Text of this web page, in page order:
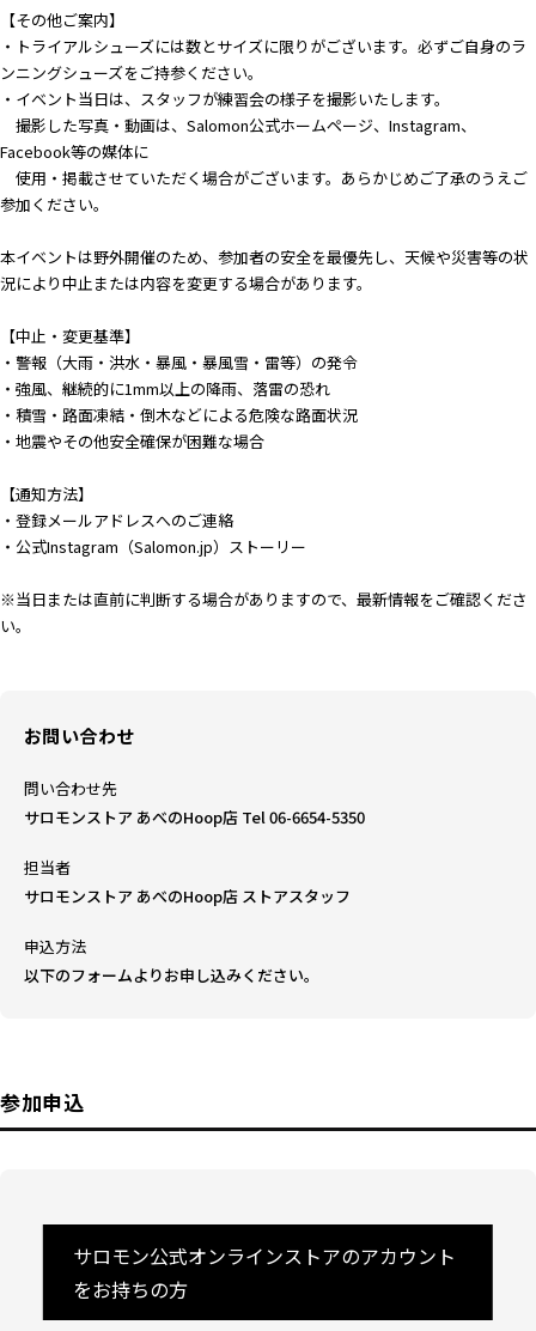
【その他ご案内】
・トライアルシューズには数とサイズに限りがございます。必ずご自身のラ
ンニングシューズをご持参ください。
・イベント当日は、スタッフが練習会の様子を撮影いたします。
撮影した写真・動画は、Salomon公式ホームページ、Instagram、
Facebook等の媒体に
使用・掲載させていただく場合がございます。あらかじめご了承のうえご
参加ください。
本イベントは野外開催のため、参加者の安全を最優先し、天候や災害等の状
況により中止または内容を変更する場合があります。
【中止・変更基準】
・警報（大雨・洪水・暴風・暴風雪・雷等）の発令
・強風、継続的に1mm以上の降雨、落雷の恐れ
・積雪・路面凍結・倒木などによる危険な路面状況
・地震やその他安全確保が困難な場合
【通知方法】
・登録メールアドレスへのご連絡
・公式Instagram（Salomon.jp）ストーリー
※当日または直前に判断する場合がありますので、最新情報をご確認くださ
い。
お問い合わせ
問い合わせ先
サロモンストア あべのHoop店 Tel 06-6654-5350
担当者
サロモンストア あべのHoop店 ストアスタッフ
申込方法
以下のフォームよりお申し込みください。
参加申込
サロモン公式オンラインストアのアカウント
をお持ちの方